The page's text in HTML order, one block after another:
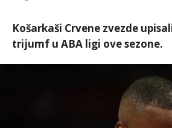
Košarkaši Crvene zvezde
trijumf u ABA ligi ove sezone.